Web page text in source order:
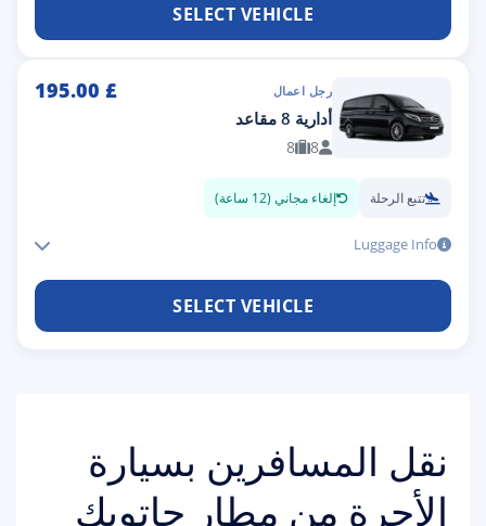
SELECT VEHICLE
رجل اعمال £
195.00
أدارية 8 مقاعد
8
8
تتبع الرحلة إلغاء مجاني (12 ساعة)
Luggage Info
SELECT VEHICLE
نقل المسافرين بسيارة
الأجرة من مطار جاتويك